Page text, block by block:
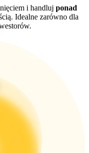
i handluj ponad
Idealne zarówno dla